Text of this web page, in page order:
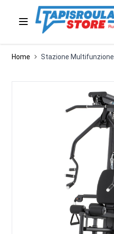
Salta al contenuto
Home Stazione Multifunzione